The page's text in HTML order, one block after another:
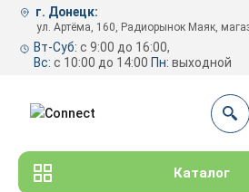
г. Донецк:
ул. Артёма, 160, Радиорынок Маяк,
Вт-Суб: с 9:00 до 16:00,
Вс: с 10:00 до 14:00 Пн: выходной
Каталог